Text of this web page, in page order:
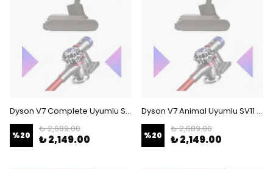
Dyson V7 Complete Uyumlu SV11 Batarya (MAKSİMUM KAPASİTE) 21.6 V 3000mah Dikey Süpürge Bataryası
%20
₺ 2,689.00
₺ 2,149.00
Dyson V7 Animal Uyumlu SV11 Batarya (MAKSİMUM KAPASİTE) 21.6 V 3000mah Dikey Süpürge Bataryası
%20
₺ 2,689.00
₺ 2,149.00